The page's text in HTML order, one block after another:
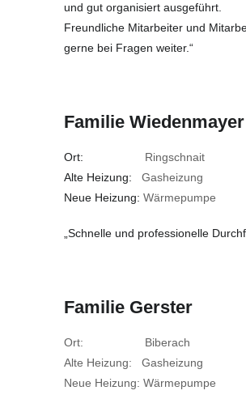
und gut organisiert ausgeführt.
Freundliche Mitarbeiter und
gerne bei Fragen weiter.“
Familie Wiedenmayer
Ort: Ringschnait
Alte Heizung: Gasheizung
Neue Heizung: Wärmepumpe
„Schnelle und professionelle
Familie Gerster
Ort: Biberach
Alte Heizung: Gasheizung
Neue Heizung: Wärmepumpe